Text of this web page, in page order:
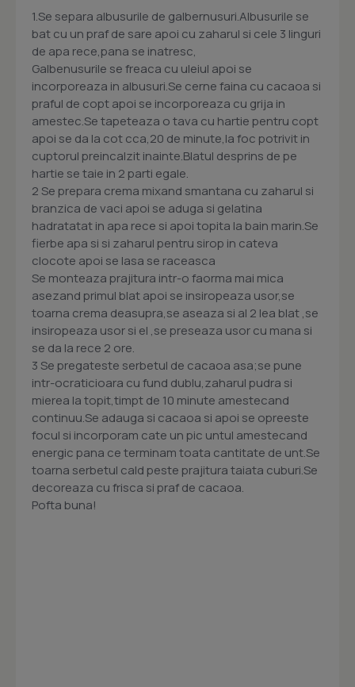
1.Se separa albusurile de galbernusuri.Albusurile se
bat cu un praf de sare apoi cu zaharul si cele 3 linguri
de apa rece,pana se inatresc,
Galbenusurile se freaca cu uleiul apoi se
incorporeaza in albusuri.Se cerne faina cu cacaoa si
praful de copt apoi se incorporeaza cu grija in
amestec.Se tapeteaza o tava cu hartie pentru copt
apoi se da la cot cca,20 de minute,la foc potrivit in
cuptorul preincalzit inainte.Blatul desprins de pe
hartie se taie in 2 parti egale.
2 Se prepara crema mixand smantana cu zaharul si
branzica de vaci apoi se aduga si gelatina
hadratatat in apa rece si apoi topita la bain marin.Se
fierbe apa si si zaharul pentru sirop in cateva
clocote apoi se lasa se raceasca
Se monteaza prajitura intr-o faorma mai mica
asezand primul blat apoi se insiropeaza usor,se
toarna crema deasupra,se aseaza si al 2 lea blat ,se
insiropeaza usor si el ,se preseaza usor cu mana si
se da la rece 2 ore.
3 Se pregateste serbetul de cacaoa asa;se pune
intr-ocraticioara cu fund dublu,zaharul pudra si
mierea la topit,timpt de 10 minute amestecand
continuu.Se adauga si cacaoa si apoi se opreeste
focul si incorporam cate un pic untul amestecand
energic pana ce terminam toata cantitate de unt.Se
toarna serbetul cald peste prajitura taiata cuburi.Se
decoreaza cu frisca si praf de cacaoa.
Pofta buna!